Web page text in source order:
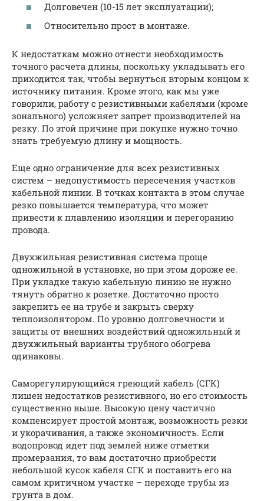
Долговечен (10-15 лет эксплуатации);
Относительно прост в монтаже.
К недостаткам можно отнести необходимость
точного расчета длины, поскольку укладывать его
приходится так, чтобы вернуться вторым концом к
источнику питания. Кроме этого, как мы уже
говорили, работу с резистивными кабелями (кроме
зонального) усложняет запрет производителей на
резку. По этой причине при покупке нужно точно
знать требуемую длину и мощность.
Еще одно ограничение для всех резистивных
систем – недопустимость пересечения участков
кабельной линии. В точках контакта в этом случае
резко повышается температура, что может
привести к плавлению изоляции и перегоранию
провода.
Двухжильная резистивная система проще
одножильной в установке, но при этом дороже ее.
При укладке такую кабельную линию не нужно
тянуть обратно к розетке. Достаточно просто
закрепить ее на трубе и закрыть сверху
теплоизолятором. По уровню долговечности и
защиты от внешних воздействий одножильный и
двухжильный варианты трубного обогрева
одинаковы.
Саморегулирующийся греющий кабель (СГК)
лишен недостатков резистивного, но его стоимость
существенно выше. Высокую цену частично
компенсирует простой монтаж, возможность резки
и укорачивания, а также экономичность. Если
водопровод идет под землей ниже отметки
промерзания, то вам достаточно приобрести
небольшой кусок кабеля СГК и поставить его на
самом критичном участке – переходе трубы из
грунта в дом.